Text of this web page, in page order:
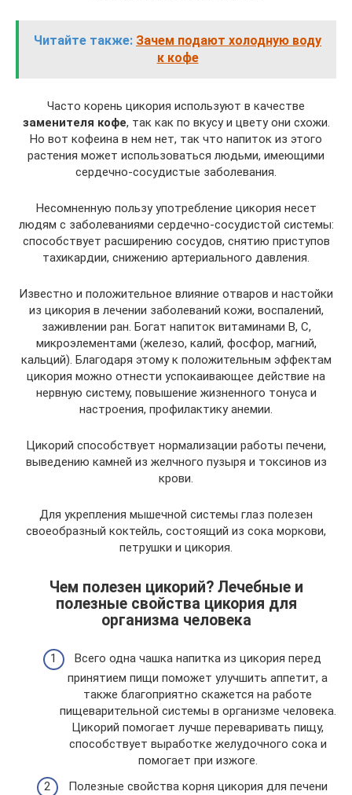
Читайте также: Зачем подают холодную воду
к кофе
Часто корень цикория используют в качестве
заменителя кофе, так как по вкусу и цвету они схожи.
Но вот кофеина в нем нет, так что напиток из этого
растения может использоваться людьми, имеющими
сердечно-сосудистые заболевания.
Несомненную пользу употребление цикория несет
людям с заболеваниями сердечно-сосудистой системы:
способствует расширению сосудов, снятию приступов
тахикардии, снижению артериального давления.
Известно и положительное влияние отваров и настойки
из цикория в лечении заболеваний кожи, воспалений,
заживлении ран. Богат напиток витаминами В, С,
микроэлементами (железо, калий, фосфор, магний,
кальций). Благодаря этому к положительным эффектам
цикория можно отнести успокаивающее действие на
нервную систему, повышение жизненного тонуса и
настроения, профилактику анемии.
Цикорий способствует нормализации работы печени,
выведению камней из желчного пузыря и токсинов из
крови.
Для укрепления мышечной системы глаз полезен
своеобразный коктейль, состоящий из сока моркови,
петрушки и цикория.
Чем полезен цикорий? Лечебные и
полезные свойства цикория для
организма человека
Всего одна чашка напитка из цикория перед
принятием пищи поможет улучшить аппетит, а
также благоприятно скажется на работе
пищеварительной системы в организме человека.
Цикорий помогает лучше переваривать пищу,
способствует выработке желудочного сока и
помогает при изжоге.
Полезные свойства корня цикория для печени